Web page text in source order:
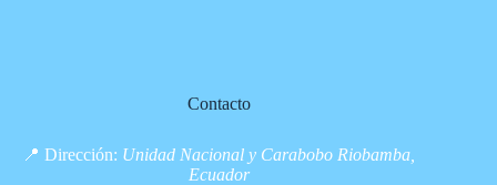
Contacto
📍 Dirección: Unidad Nacional y Carabobo Riobamba,
Ecuador